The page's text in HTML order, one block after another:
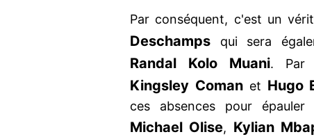
Par conséquent, c'est un
Deschamps qui sera
Randal Kolo Muani. Par
Kingsley Comanet Hugo
ces absences pour
Michael Olise, Kylian